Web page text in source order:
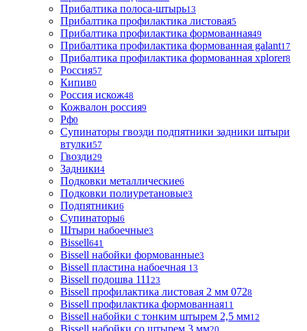
Прибалтика полоса-штырь13
Прибалтика профилактика листовая5
Прибалтика профилактика формованная49
Прибалтика профилактика формованная galant17
Прибалтика профилактика формованная xplorer8
Россия57
Кипив0
Россия искож48
Кожвалон россия9
Рф0
Супинаторы гвозди подпятники задники штыри
втулки57
Гвозди29
Задники4
Подковки металлические6
Подковки полиуретановые3
Подпятники6
Супинаторы6
Штыри набоечные3
Bissell641
Bissell набойки формованные3
Bissell пластина набоечная 13
Bissell подошва 111 23
Bissell профилактика листовая 2 мм 0728
Bissell профилактика формованная11
Bissell набойки с тонким штырем 2,5 мм12
Bissell набойки со штырем 3 мм